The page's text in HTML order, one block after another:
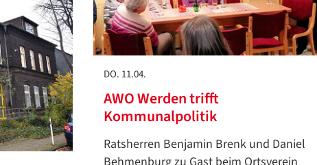
DO. 11.04.
AWO Werden trifft
Kommunalpolitik
Ratsherren Benjamin Brenk und Daniel